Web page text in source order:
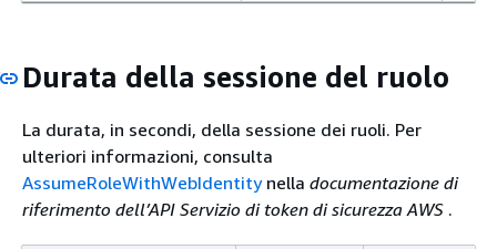
Durata della sessione del ruolo
La durata, in secondi, della sessione dei ruoli. Per
ulteriori informazioni, consulta
AssumeRoleWithWebIdentitynella documentazione di
riferimento dell’API Servizio di token di sicurezza AWS .